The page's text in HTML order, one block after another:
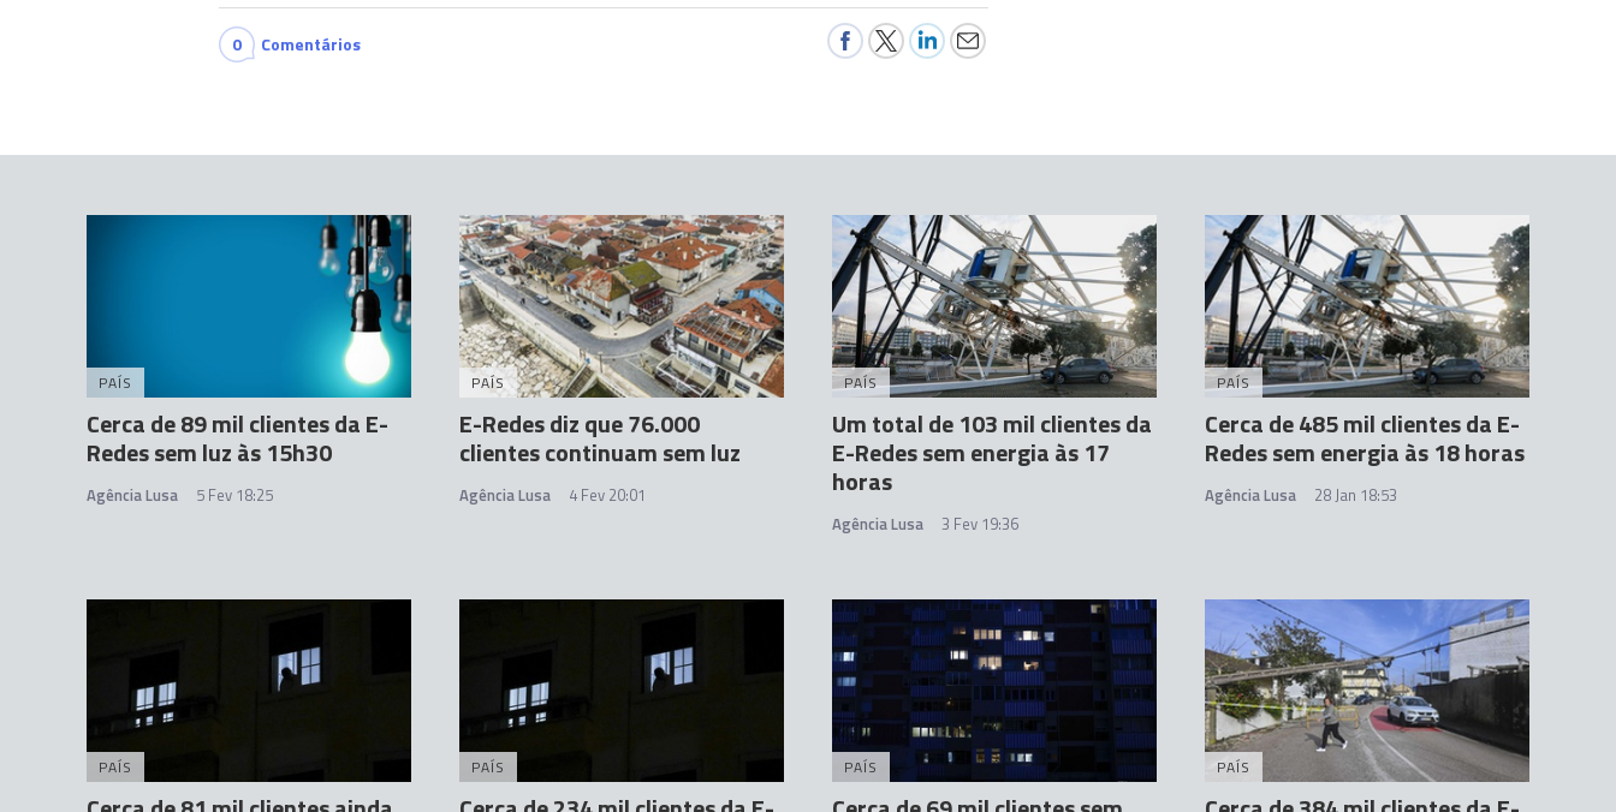
0 Comentários
PAÍS
Cerca de 89 mil clientes da E-
Redes sem luz às 15h30
Agência Lusa 5 Fev 18:25
PAÍS
E-Redes diz que 76.000
clientes continuam sem luz
Agência Lusa 4 Fev 20:01
PAÍS
Um total de 103 mil clientes da
E-Redes sem energia às 17
horas
Agência Lusa 3 Fev 19:36
PAÍS
Cerca de 485 mil clientes da E-
Redes sem energia às 18 horas
Agência Lusa 28 Jan 18:53
PAÍS PAÍS PAÍS PAÍS